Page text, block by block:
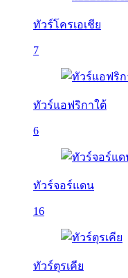
ทัวร์โครเอเชีย
7
ทัวร์แอฟริกาใต้
6
ทัวร์จอร์แดน
16
ทัวร์ตุรเคีย